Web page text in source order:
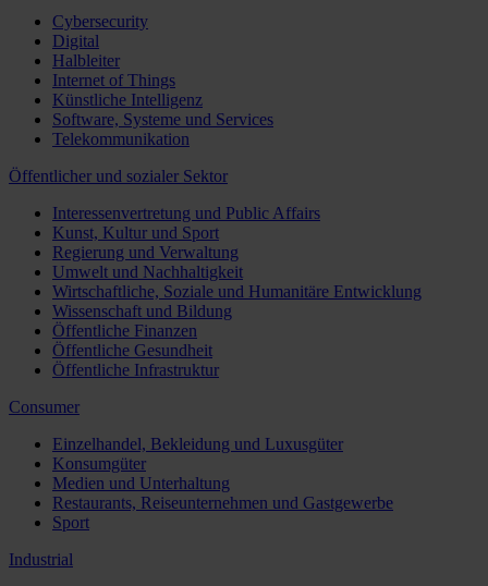
Cybersecurity
Digital
Halbleiter
Internet of Things
Künstliche Intelligenz
Software, Systeme und Services
Telekommunikation
Öffentlicher und sozialer Sektor
Interessenvertretung und Public Affairs
Kunst, Kultur und Sport
Regierung und Verwaltung
Umwelt und Nachhaltigkeit
Wirtschaftliche, Soziale und Humanitäre Entwicklung
Wissenschaft und Bildung
Öffentliche Finanzen
Öffentliche Gesundheit
Öffentliche Infrastruktur
Consumer
Einzelhandel, Bekleidung und Luxusgüter
Konsumgüter
Medien und Unterhaltung
Restaurants, Reiseunternehmen und Gastgewerbe
Sport
Industrial